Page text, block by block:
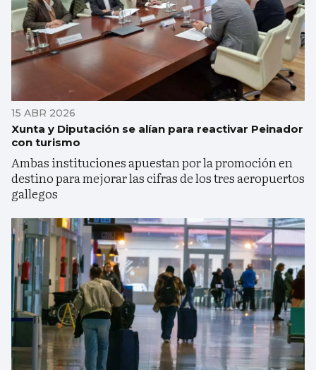
15 ABR 2026
Xunta y Diputación se alían para reactivar Peinador
con turismo
Ambas instituciones apuestan por la promoción en
destino para mejorar las cifras de los tres aeropuertos
gallegos